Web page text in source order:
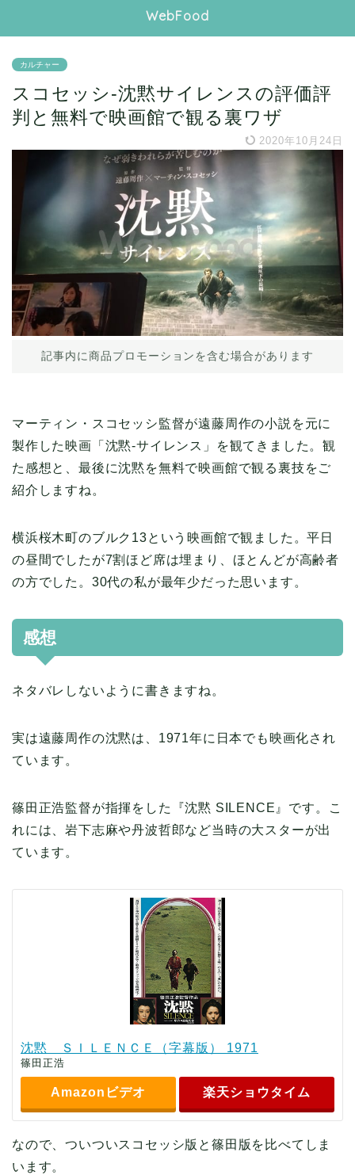
WebFood
カルチャー
スコセッシ-沈黙サイレンスの評価評
判と無料で映画館で観る裏ワザ
2020年10月24日
記事内に商品プロモーションを含む場合があります
マーティン・スコセッシ監督が遠藤周作の小説を元に
製作した映画「沈黙-サイレンス」を観てきました。観
た感想と、最後に沈黙を無料で映画館で観る裏技をご
紹介しますね。
横浜桜木町のブルク13という映画館で観ました。平日
の昼間でしたが7割ほど席は埋まり、ほとんどが高齢者
の方でした。30代の私が最年少だった思います。
感想
ネタバレしないように書きますね。
実は遠藤周作の沈黙は、1971年に日本でも映画化され
ています。
篠田正浩監督が指揮をした『沈黙 SILENCE』です。こ
れには、岩下志麻や丹波哲郎など当時の大スターが出
ています。
沈黙 ＳＩＬＥＮＣＥ（字幕版） 1971
篠田正浩
Amazonビデオ 楽天ショウタイム
なので、ついついスコセッシ版と篠田版を比べてしま
います。